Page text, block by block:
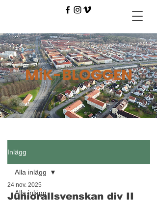
MiK-BLOGGEN
Inlägg
Alla inlägg
Alla inlägg
Juniorallsvenskan div II
24 nov. 2025